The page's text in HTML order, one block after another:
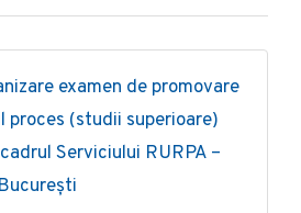
examen de promovare
proces (studii superioare)
Serviciului RURPA –